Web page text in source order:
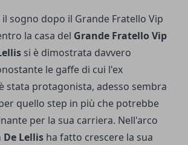
il sogno dopo il Grande Fratello Vip
la casa del Grande Fratello Vip
si è dimostrata davvero
le gaffe di cui l'ex
stata protagonista, adesso sembra
quello step in più che potrebbe
per la sua carriera. Nell'arco
De Lellis ha fatto crescere la sua